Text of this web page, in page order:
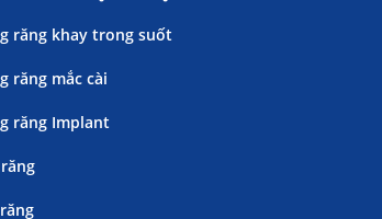
răng khay trong suốt
răng mắc cài
răng Implant